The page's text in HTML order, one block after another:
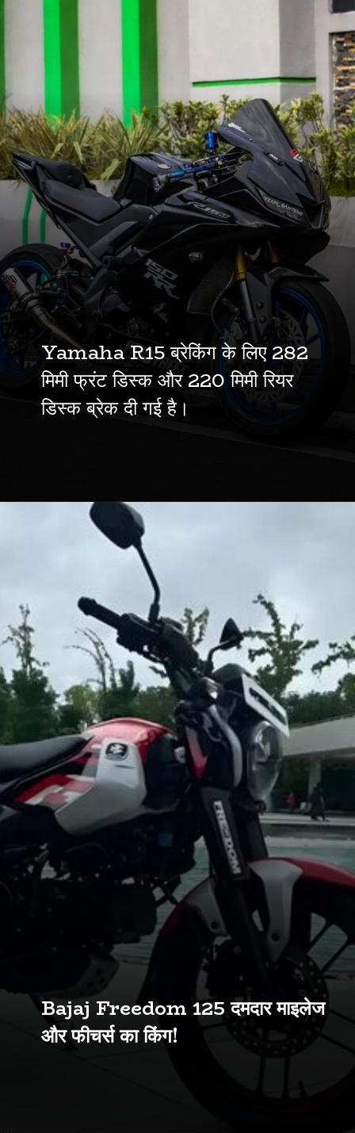
Yamaha R15 ब्रेकिंग के लिए 282
मिमी फ्रंट डिस्क और 220 मिमी रियर
डिस्क ब्रेक दी गई है।
Bajaj Freedom 125 दमदार माइलेज
और फीचर्स का किंग!